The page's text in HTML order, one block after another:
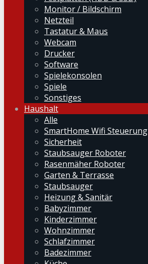
Monitor / Bildschirm
Netzteil
Tastatur & Maus
Webcam
Drucker
Software
Spielekonsolen
Spiele
Sonstiges
Haushalt
Alle
SmartHome Wifi Steuerung
Sicherheit
Staubsauger Roboter
Rasenmäher Roboter
Garten & Terrasse
Staubsauger
Heizung & Sanitär
Babyzimmer
Kinderzimmer
Wohnzimmer
Schlafzimmer
Badezimmer